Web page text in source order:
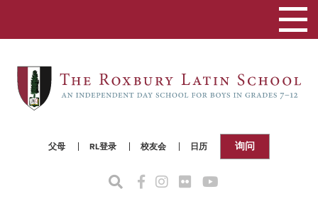
父母 RL登录 校友会 日历 询问
切
换
导